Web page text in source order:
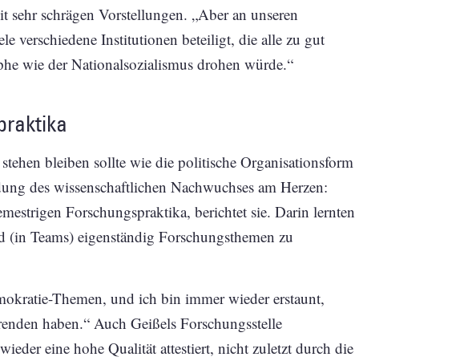
schrägen Vorstellungen. „Aber an unseren
verschiedene Institutionen beteiligt, die alle zu gut
wie der Nationalsozialismus drohen würde.“
bleiben sollte wie die politische Organisationsform
des wissenschaftlichen Nachwuchses am Herzen:
Forschungspraktika, berichtet sie. Darin lernten
Teams) eigenständig Forschungsthemen zu
Themen, und ich bin immer wieder erstaunt,
haben.“ Auch Geißels Forschungsstelle
eine hohe Qualität attestiert, nicht zuletzt durch die